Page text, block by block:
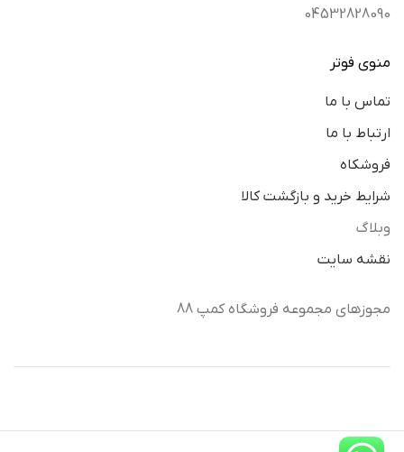
04532828090
منوی فوتر
تماس با ما
ارتباط با ما
فروشکاه
شرایط خرید و بازگشت کالا
وبلاگ
نقشه سایت
مجوزهای مجموعه فروشگاه کمپ 88